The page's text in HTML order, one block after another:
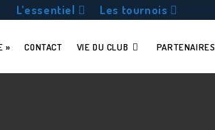
L’essentiel Les tournois
» CONTACT VIE DU CLUB PARTENAIRES